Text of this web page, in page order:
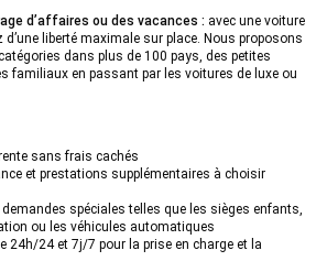
d’affaires ou des vacances : avec une voiture
liberté maximale sur place. Nous proposons
dans plus de 100 pays, des petites
familiaux en passant par les voitures de luxe ou
sans frais cachés
et prestations supplémentaires à choisir
spéciales telles que les sièges enfants,
ou les véhicules automatiques
24h/24 et 7j/7 pour la prise en charge et la